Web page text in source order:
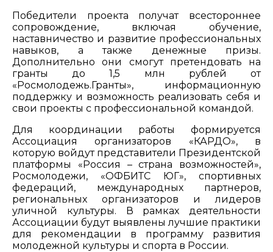
Победители проекта получат всестороннее
сопровождение, включая обучение,
наставничество и развитие профессиональных
навыков, а также денежные призы.
Дополнительно они смогут претендовать на
гранты до 1,5 млн рублей от
«Росмолодежь.Гранты», информационную
поддержку и возможность реализовать себя и
свои проекты с профессиональной командой.
Для координации работы формируется
Ассоциация организаторов «КАРДО», в
которую войдут представители Президентской
платформы «Россия – страна возможностей»,
Росмолодежи, «ОФБИТС ЮГ», спортивных
федераций, международных партнеров,
региональных организаторов и лидеров
уличной культуры. В рамках деятельности
Ассоциации будут выявлены лучшие практики
для рекомендации в программу развития
молодежной культуры и спорта в России.